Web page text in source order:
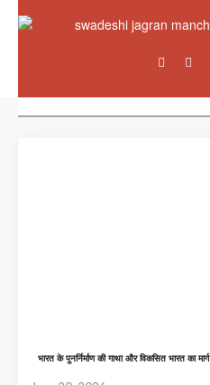
भारत के पुनर्निर्माण की गाथा और विकसित भारत का मार्ग